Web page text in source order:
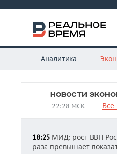
Аналитика
НОВОСТИ
22:28 МСК Все
18:25 МИД: рост ВВП
раза превышает